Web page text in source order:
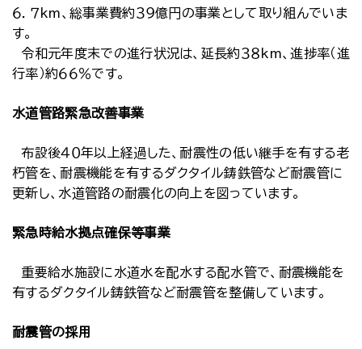
６．７km、総事業費約３９億円の事業として取り組んでいま
す。
令和元年度末での進行状況は、延長約３８km、進捗率（進
行率）約６６％です。
水道管路緊急改善事業
布設後４０年以上経過した、耐震性の低い継手を有する老
朽管を、耐震機能を有するダクタイル鋳鉄管など耐震管に
更新し、水道管路の耐震化の向上を図っています。
緊急時給水拠点確保等事業
重要給水施設に水道水を配水する配水管で、耐震機能を
有するダクタイル鋳鉄管など耐震管を整備しています。
耐震管の採用